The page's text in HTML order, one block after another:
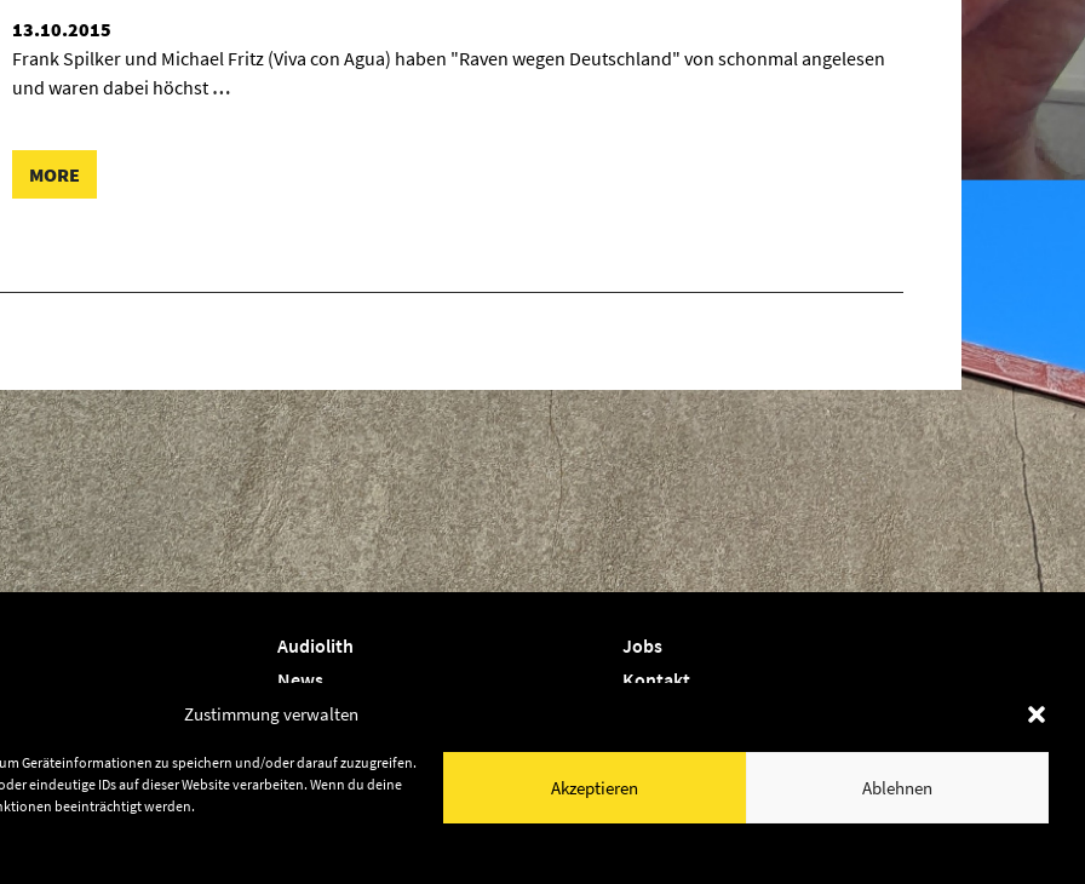
Zustimmung verwalten
Geräteinformationen zu speichern und/oder darauf zuzugreifen.
eindeutige IDs auf dieser Website verarbeiten. Wenn du deine
beeinträchtigt werden.
Akzeptieren Ablehnen
13.10.2015
Frank Spilker und Michael Fritz (Viva con Agua) haben "Raven wegen Deutschland" von schonmal angelesen
und waren dabei höchst …
MORE
Audiolith
News
Artists
Friends
Jobs
Kontakt
Shop